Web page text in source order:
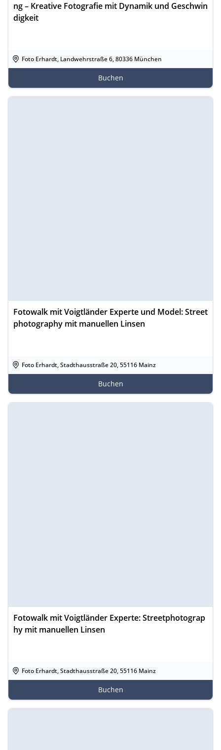
ng – Kreative Fotografie mit Dynamik und Geschwin
digkeit
Foto Erhardt, Landwehrstraße 6, 80336 München
Buchen
Fotowalk mit Voigtländer Experte und Model: Street
photography mit manuellen Linsen
Foto Erhardt, Stadthausstraße 20, 55116 Mainz
Buchen
Fotowalk mit Voigtländer Experte: Streetphotograp
hy mit manuellen Linsen
Foto Erhardt, Stadthausstraße 20, 55116 Mainz
Buchen